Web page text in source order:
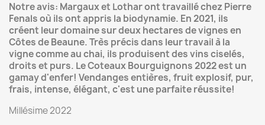
Notre avis: Margaux et Lothar ont travaillé chez Pierre
Fenals où ils ont appris la biodynamie. En 2021, ils
créent leur domaine sur deux hectares de vignes en
Côtes de Beaune. Très précis dans leur travail à la
vigne comme au chai, ils produisent des vins ciselés,
droits et purs. Le Coteaux Bourguignons 2022 est un
gamay d'enfer! Vendanges entières, fruit explosif, pur,
frais, intense, élégant, c'est une parfaite réussite!
Millésime 2022